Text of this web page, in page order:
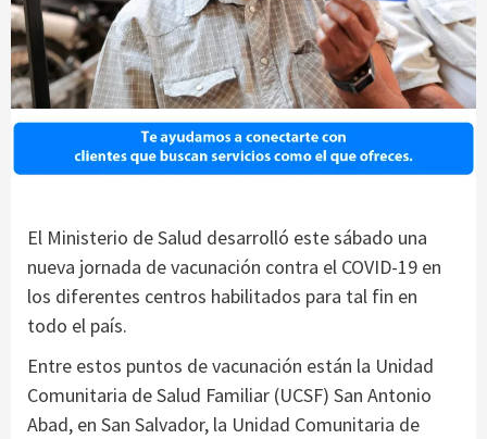
El Ministerio de Salud desarrolló este sábado una
nueva jornada de vacunación contra el COVID-19 en
los diferentes centros habilitados para tal fin en
todo el país.
Entre estos puntos de vacunación están la Unidad
Comunitaria de Salud Familiar (UCSF) San Antonio
Abad, en San Salvador, la Unidad Comunitaria de